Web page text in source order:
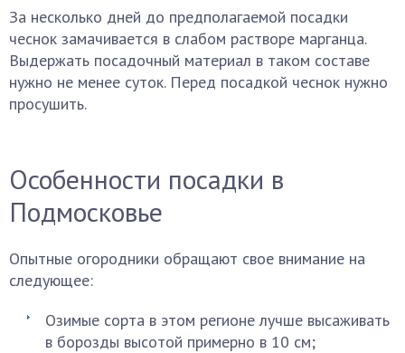
За несколько дней до предполагаемой посадки
чеснок замачивается в слабом растворе марганца.
Выдержать посадочный материал в таком составе
нужно не менее суток. Перед посадкой чеснок нужно
просушить.
Особенности посадки в
Подмосковье
Опытные огородники обращают свое внимание на
следующее:
Озимые сорта в этом регионе лучше высаживать
в борозды высотой примерно в 10 см;